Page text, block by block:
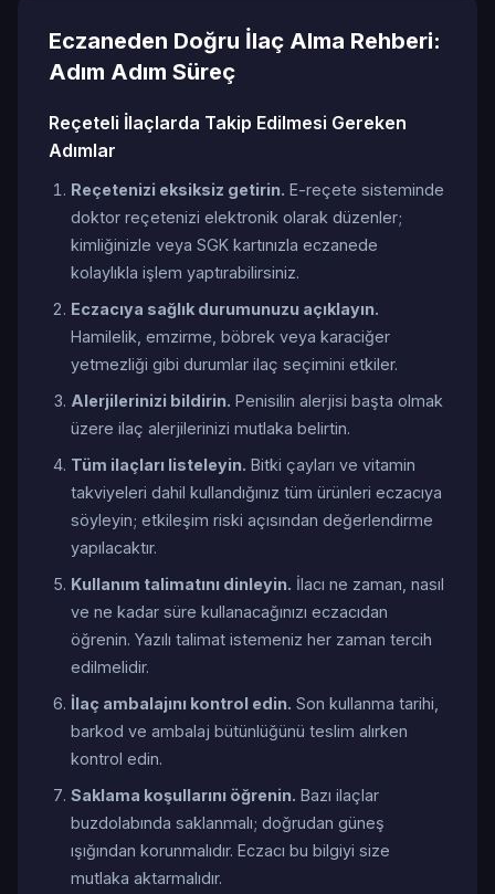
Eczaneden Doğru İlaç Alma Rehberi:
Adım Adım Süreç
Reçeteli İlaçlarda Takip Edilmesi Gereken
Adımlar
Reçetenizi eksiksiz getirin. E-reçete sisteminde
doktor reçetenizi elektronik olarak düzenler;
kimliğinizle veya SGK kartınızla eczanede
kolaylıkla işlem yaptırabilirsiniz.
Eczacıya sağlık durumunuzu açıklayın.
Hamilelik, emzirme, böbrek veya karaciğer
yetmezliği gibi durumlar ilaç seçimini etkiler.
Alerjilerinizi bildirin. Penisilin alerjisi başta olmak
üzere ilaç alerjilerinizi mutlaka belirtin.
Tüm ilaçları listeleyin. Bitki çayları ve vitamin
takviyeleri dahil kullandığınız tüm ürünleri eczacıya
söyleyin; etkileşim riski açısından değerlendirme
yapılacaktır.
Kullanım talimatını dinleyin. İlacı ne zaman, nasıl
ve ne kadar süre kullanacağınızı eczacıdan
öğrenin. Yazılı talimat istemeniz her zaman tercih
edilmelidir.
İlaç ambalajını kontrol edin. Son kullanma tarihi,
barkod ve ambalaj bütünlüğünü teslim alırken
kontrol edin.
Saklama koşullarını öğrenin. Bazı ilaçlar
buzdolabında saklanmalı; doğrudan güneş
ışığından korunmalıdır. Eczacı bu bilgiyi size
mutlaka aktarmalıdır.